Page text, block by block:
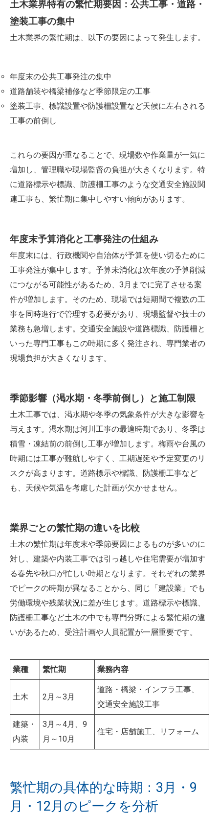
土木業界特有の繁忙期要因：公共工事・道路・
塗装工事の集中
土木業界の繁忙期は、以下の要因によって発生します。
年度末の公共工事発注の集中
道路舗装や橋梁補修など季節限定の工事
塗装工事、標識設置や防護柵設置など天候に左右される
工事の前倒し
これらの要因が重なることで、現場数や作業量が一気に
増加し、管理職や現場監督の負担が大きくなります。特
に道路標示や標識、防護柵工事のような交通安全施設関
連工事も、繁忙期に集中しやすい傾向があります。
年度末予算消化と工事発注の仕組み
年度末には、行政機関や自治体が予算を使い切るために
工事発注が集中します。予算未消化は次年度の予算削減
につながる可能性があるため、3月までに完了させる案
件が増加します。そのため、現場では短期間で複数の工
事を同時進行で管理する必要があり、現場監督や技士の
業務も急増します。交通安全施設や道路標識、防護柵と
いった専門工事もこの時期に多く発注され、専門業者の
現場負担が大きくなります。
季節影響（渇水期・冬季前倒し）と施工制限
土木工事では、渇水期や冬季の気象条件が大きな影響を
与えます。渇水期は河川工事の最適時期であり、冬季は
積雪・凍結前の前倒し工事が増加します。梅雨や台風の
時期には工事が難航しやすく、工期遅延や予定変更のリ
スクが高まります。道路標示や標識、防護柵工事など
も、天候や気温を考慮した計画が欠かせません。
業界ごとの繁忙期の違いを比較
土木の繁忙期は年度末や季節要因によるものが多いのに
対し、建築や内装工事では引っ越しや住宅需要が増加す
る春先や秋口が忙しい時期となります。それぞれの業界
でピークの時期が異なることから、同じ「建設業」でも
労働環境や残業状況に差が生じます。道路標示や標識、
防護柵工事など土木の中でも専門分野による繁忙期の違
いがあるため、受注計画や人員配置が一層重要です。
業種 繁忙期 業務内容
土木 2月～3月
道路・橋梁・インフラ工事、
交通安全施設工事
建築・
内装
3月～4月、9
月～10月
住宅・店舗施工、リフォーム
繁忙期の具体的な時期：3月・9
月・12月のピークを分析